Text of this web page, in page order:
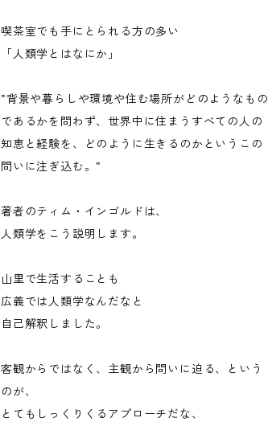
喫茶室でも手にとられる方の多い
「人類学とはなにか」
"背景や暮らしや環境や住む場所がどのようなもの
であるかを問わず、世界中に住まうすべての人の
知恵と経験を、どのように生きるのかというこの
問いに注ぎ込む。"
著者のティム・インゴルドは、
人類学をこう説明します。
山里で生活することも
広義では人類学なんだなと
自己解釈しました。
客観からではなく、主観から問いに迫る、という
のが、
とてもしっくりくるアプローチだな、